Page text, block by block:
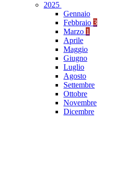
2025
Gennaio
Febbraio 3
Marzo 1
Aprile
Maggio
Giugno
Luglio
Agosto
Settembre
Ottobre
Novembre
Dicembre